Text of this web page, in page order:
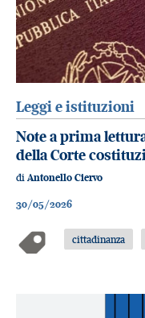
Leggi e istituzioni
Note a prima
della Corte
di Antonello Ciervo
30/05/2026
cittadinanza